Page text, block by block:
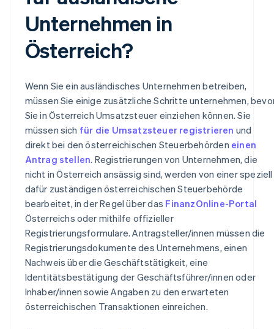
Unternehmen in
Österreich?
Wenn Sie ein ausländisches Unternehmen betreiben,
müssen Sie einige zusätzliche Schritte unternehmen,
Sie in Österreich Umsatzsteuer einziehen können. Sie
müssen sich für die Umsatzsteuer registrieren und
direkt bei den österreichischen Steuerbehörden einen
Antrag stellen. Registrierungen von Unternehmen, die
nicht in Österreich ansässig sind, werden von einer speziell
dafür zuständigen österreichischen Steuerbehörde
bearbeitet, in der Regel über das FinanzOnline-Portal
Österreichs oder mithilfe offizieller
Registrierungsformulare. Antragsteller/innen müssen die
Registrierungsdokumente des Unternehmens, einen
Nachweis über die Geschäftstätigkeit, eine
Identitätsbestätigung der Geschäftsführer/innen oder
Inhaber/innen sowie Angaben zu den erwarteten
österreichischen Transaktionen einreichen.